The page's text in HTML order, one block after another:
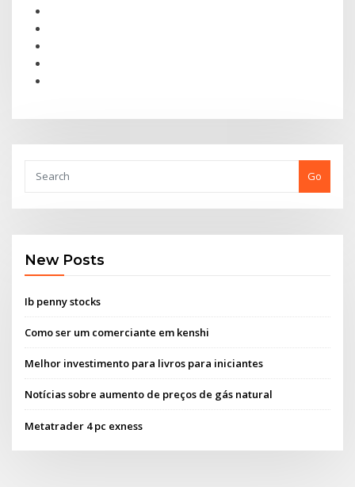
Go
New Posts
Ib penny stocks
Como ser um comerciante em kenshi
Melhor investimento para livros para iniciantes
Notícias sobre aumento de preços de gás natural
Metatrader 4 pc exness